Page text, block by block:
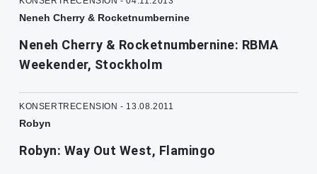
Neneh Cherry & Rocketnumbernine
Neneh Cherry & Rocketnumbernine: RBMA
Weekender, Stockholm
KONSERTRECENSION - 13.08.2011
Robyn
Robyn: Way Out West, Flamingo